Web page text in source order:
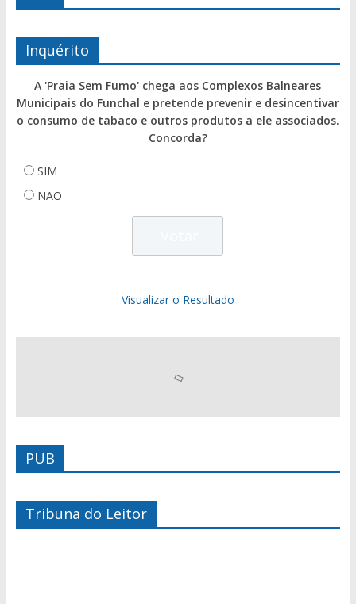
Inquérito
A 'Praia Sem Fumo' chega aos Complexos Balneares
Municipais do Funchal e pretende prevenir e desincentivar
o consumo de tabaco e outros produtos a ele associados.
Concorda?
SIM
NÃO
Visualizar o Resultado
PUB
Tribuna do Leitor